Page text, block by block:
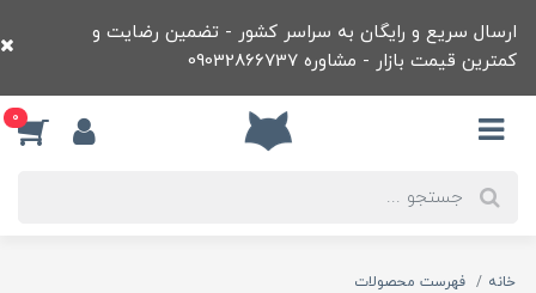
ارسال سریع و رایگان به سراسر کشور - تضمین رضایت و
کمترین قیمت بازار - مشاوره 09032866737
0
خانه
فهرست محصولات